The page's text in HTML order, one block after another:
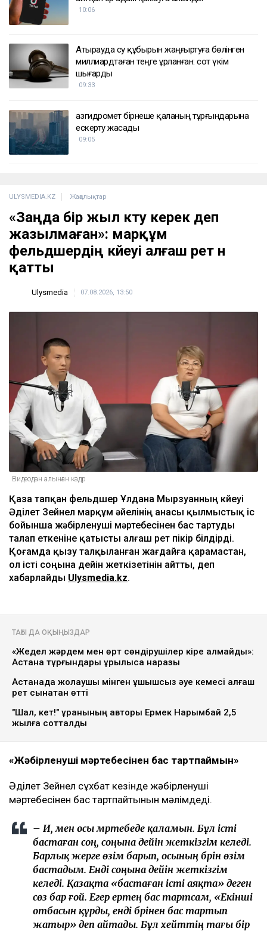
10:06
Атырауда су құбырын жаңғыртуға бөлінген
миллиардтаған теңге ұрланған: сот үкім
шығарды
09:33
Қазгидромет бірнеше қаланың тұрғындарына
ескерту жасады
09:05
ULYSMEDIA.KZ Жаңалықтар
«Заңда бір жыл күту керек деп
жазылмаған»: марқұм
фельдшердің күйеуі алғаш рет үн
қатты
Ulysmedia 07.08.2026, 13:50
Видеодан алынған кадр
Қаза тапқан фельдшер Ұлдана Мырзуанның күйеуі
Әділет Зейнел марқұм әйелінің анасы қылмыстық іс
бойынша жәбірленуші мәртебесінен бас тартуды
талап еткеніне қатысты алғаш рет пікір білдірді.
Қоғамда қызу талқыланған жағдайға қарамастан,
ол істі соңына дейін жеткізетінін айтты, деп
хабарлайды Ulysmedia.kz.
ТАҒЫ ДА ОҚЫҢЫЗДАР
«Жедел жәрдем мен өрт сөндірушілер кіре алмайды»:
Астана тұрғындары құрылысқа наразы
Астанада жолаушы мінген ұшқышсыз әуе кемесі алғаш
рет сынақтан өтті
"Шал, кет!" ұранының авторы Ермек Нарымбай 2,5
жылға сотталды
«Жәбірленуші мәртебесінен бас тартпаймын»
Әділет Зейнел сұхбат кезінде жәбірленуші
мәртебесінен бас тартпайтынын мәлімдеді.
– Иә, мен осы мәртебеде қаламын. Бұл істі
бастаған соң, соңына дейін жеткізгім келеді.
Барлық жерге өзім барып, осының бәрін өзім
бастадым. Енді соңына дейін жеткізгім
келеді. Қазақта «бастаған істі аяқта» деген
сөз бар ғой. Егер ертең бас тартсам, «Екінші
отбасын құрды, енді бәрінен бас тартып
жатыр» деп айтады. Бұл хейттің тағы бір